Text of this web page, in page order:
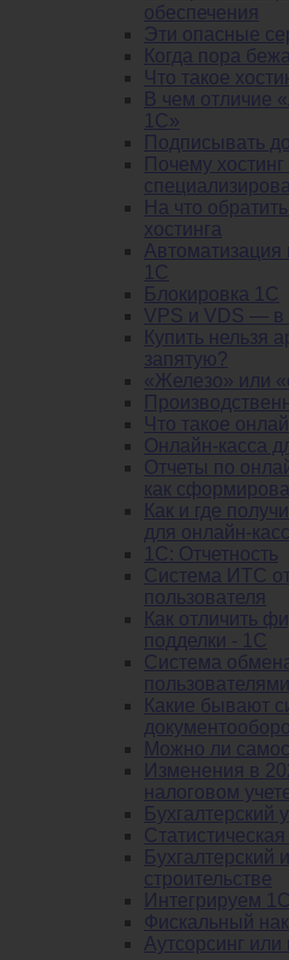
обеспечения
Эти опасные
Когда пора
Что такое
В чем отличие
1С»
Подписывать
Почему
На что
хостинга
Автоматизация
1С
Блокировка 1С
VPS и VDS — в
Купить нельзя
запятую?
«Железо» или
Что такое
Онлайн-касса
Отчеты по
как
Как и где
для онлайн-касс
1С: Отчетность
Система ИТС
пользователя
Как отличить
подделки - 1С
Система
Какие бывают
Можно ли
Изменения в
налоговом
Бухгалтерский
Статистическая
Бухгалтерский
строительстве
Интегрируем
Фискальный
Аутсорсинг